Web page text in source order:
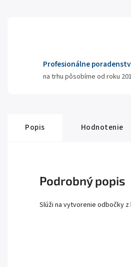
Profesionálne
na trhu pôsobíme od roku
Popis Hodnotenie
Podrobný popis
Slúži na vytvorenie odbočky z